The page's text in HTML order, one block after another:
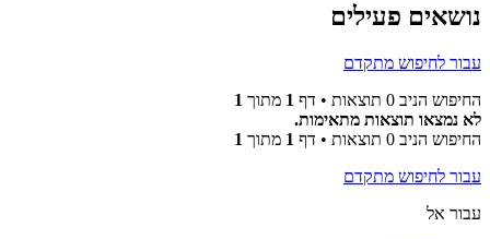
נושאים פעילים
עבור לחיפוש מתקדם
החיפוש הניב 0 תוצאות • דף
1 מתוך 1
לא נמצאו תוצאות מתאימות.
החיפוש הניב 0 תוצאות • דף
1 מתוך 1
עבור לחיפוש מתקדם
עבור אל